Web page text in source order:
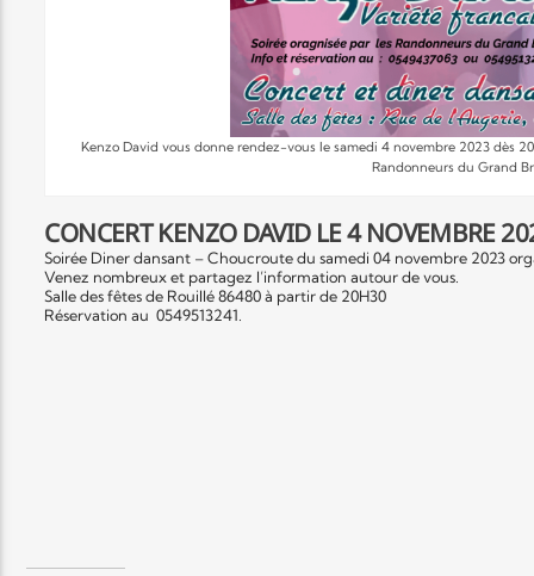
Kenzo David vous donne rendez-vous le samedi 4 novembre 2023 dès
Randonneurs du Grand
CONCERT KENZO DAVID LE 4 NOVEMBRE
Soirée Diner dansant – Choucroute du samedi 04 novembre 2023
Venez nombreux et partagez l’information autour de vous.
Salle des fêtes de Rouillé 86480 à partir de 20H30
Réservation au 0549513241.